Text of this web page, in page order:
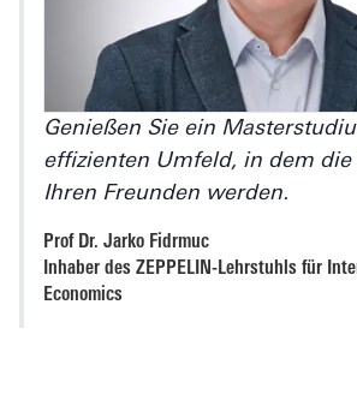
Genießen Sie ein
effizienten Umfeld, in dem die
Ihren Freunden werden.
Prof Dr. Jarko Fidrmuc
Inhaber des ZEPPELIN-Lehrstuhls für
Economics